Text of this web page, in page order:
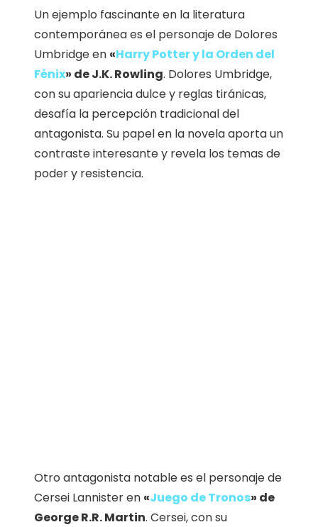
Un ejemplo fascinante en la literatura
contemporánea es el personaje de Dolores
Umbridge en «Harry Potter y la Orden del
Fénix» de J.K. Rowling. Dolores Umbridge,
con su apariencia dulce y reglas tiránicas,
desafía la percepción tradicional del
antagonista. Su papel en la novela aporta un
contraste interesante y revela los temas de
poder y resistencia.
Otro antagonista notable es el personaje de
Cersei Lannister en «Juego de Tronos» de
George R.R. Martin. Cersei, con su